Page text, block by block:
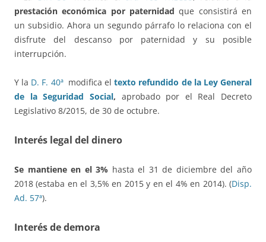
prestación económica por paternidad que consistirá en
un subsidio. Ahora un segundo párrafo lo relaciona con el
disfrute del descanso por paternidad y su posible
interrupción.
Y la D. F. 40ªmodifica eltexto refundido de la Ley General
de la Seguridad Social, aprobado por el Real Decreto
Legislativo 8/2015, de 30 de octubre.
Interés legal del dinero
Se mantiene en el 3% hasta el 31 de diciembre del año
2018 (estaba en el 3,5% en 2015 y en el 4% en 2014). (Disp.
Ad. 57ª).
Interés de demora